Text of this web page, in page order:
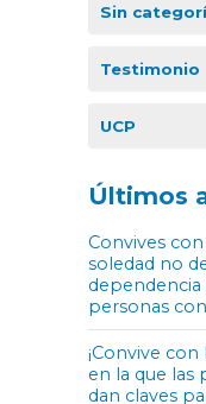
Sin
Testimonio
UCP
Últimos
Convives
soledad no
personas
¡Convive con
en la que las
dan claves